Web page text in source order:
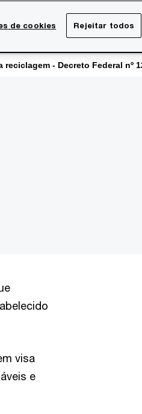
Sala de imprensa
- Decreto Federal nº
visa
e
de cookies Rejeitar todos